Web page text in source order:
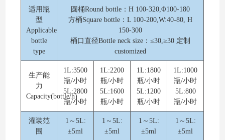
适用瓶
型
Applicable
bottle
type
圆桶Round bottle：H 100-320,Φ100-180
方桶Square bottle：L 100-200,W:40-80, H
150-300
桶口直径Bottle neck size：≤30,≥30 定制
customized
生产能
力
Capacity(bottle/h)
1L:3500
瓶/小时
5L:2800
瓶/小时
1L:2200
瓶/小时
5L:1600
瓶/小时
1L:1800
瓶/小时
5L:1200
瓶/小时
1L:1000
瓶/小时
5L:800
瓶/小时
灌装范
围
1～5L:
±5ml
1～5L:
±5ml
1～5L:
±5ml
1～5L:
±5ml